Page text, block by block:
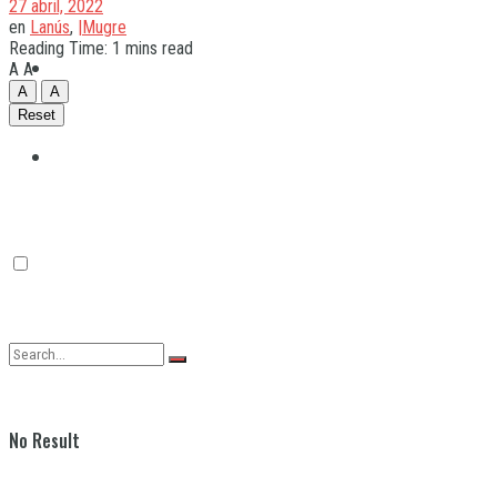
No Result
27 abril, 2022
en Lanús, |Mugre
Reading Time: 1 mins read
A A
A
A
Reset